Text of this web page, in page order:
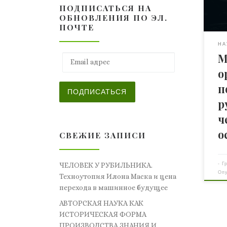
-
ПОДПИСАТЬСЯ НА
ОБНОВЛЕНИЯ ПО ЭЛ.
ПОЧТЕ
ПОДПИСАТЬСЯ
СВЕЖИЕ ЗАПИСИ
ЧЕЛОВЕК У РУБИЛЬНИКА.
Техноутопия Илона Маска и цена
перехода в машинное будущее
АВТОРСКАЯ НАУКА КАК
ИСТОРИЧЕСКАЯ ФОРМА